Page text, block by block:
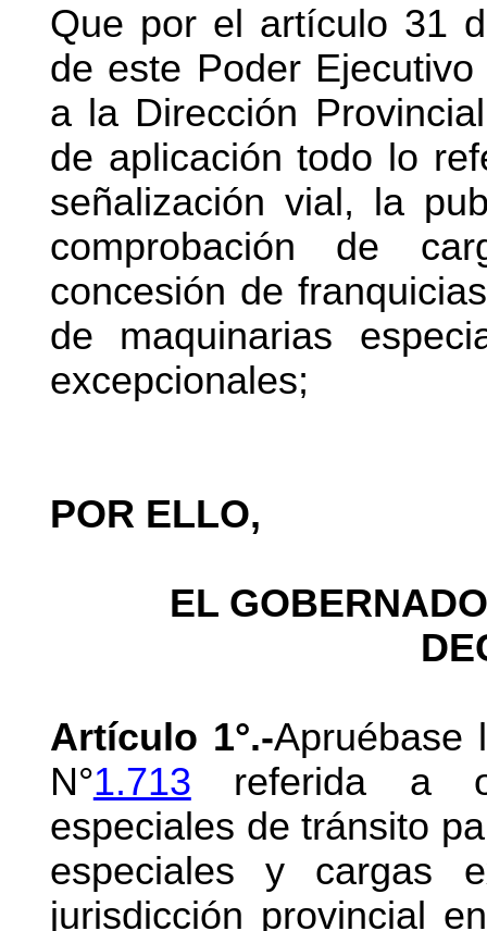
Que por el artículo 31
de este Poder
a la Dirección
de aplicación todo lo
señalización vial, la
comprobación de
concesión de
de maquinarias
excepcionales;
POR ELLO,
EL
Artículo 1°.-Apruébase
N°1.713 referida a
especiales de tránsito
especiales y cargas
jurisdicción provincial